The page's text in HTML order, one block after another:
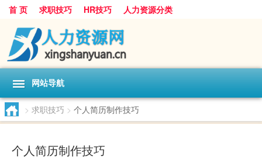
首 页 求职技巧 HR技巧 人力资源分类
网站导航
> 求职技巧 > 个人简历制作技巧
个人简历制作技巧